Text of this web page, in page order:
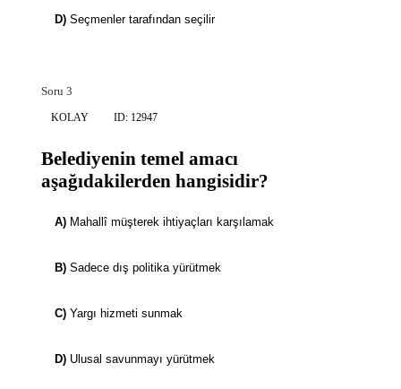
D) Seçmenler tarafından seçilir
Soru 3
KOLAY ID: 12947
Belediyenin temel amacı
aşağıdakilerden hangisidir?
A) Mahallî müşterek ihtiyaçları karşılamak
B) Sadece dış politika yürütmek
C) Yargı hizmeti sunmak
D) Ulusal savunmayı yürütmek